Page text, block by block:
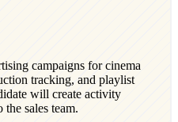
campaigns for cinema
tracking, and playlist
will create activity
sales team.